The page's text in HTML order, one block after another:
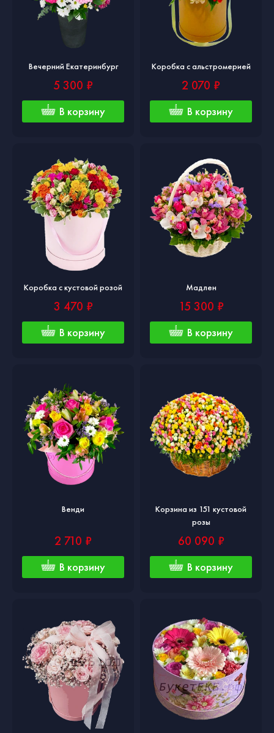
Вечерний Екатеринбург
5 300 ₽
В корзину
Коробка с альстромерией
2 070 ₽
В корзину
Коробка с кустовой розой
3 470 ₽
В корзину
Мадлен
15 300 ₽
В корзину
Венди
2 710 ₽
В корзину
Корзина из 151 кустовой
розы
60 090 ₽
В корзину